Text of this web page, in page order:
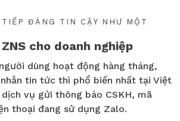
ĐÁNG TIN CẬY NHƯ MỘT
cho doanh nghiệp
dùng hoạt động hàng tháng,
tin tức thì phổ biến nhất tại Việt
vụ gửi thông báo CSKH, mã
thoại đang sử dụng Zalo.